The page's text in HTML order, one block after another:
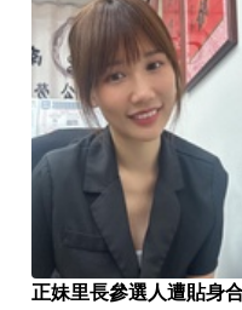
正妹里長參選人遭貼身